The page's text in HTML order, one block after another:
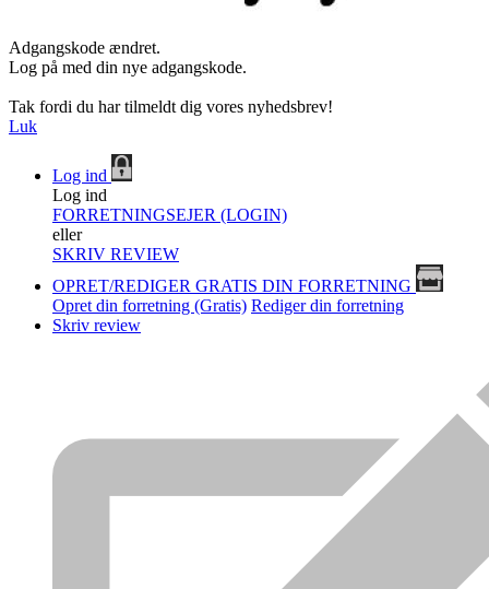
Adgangskode ændret.
Log på med din nye adgangskode.
Tak fordi du har tilmeldt dig vores nyhedsbrev!
Luk
Log ind
Log ind
FORRETNINGSEJER (LOGIN)
eller
SKRIV REVIEW
OPRET/REDIGER GRATIS DIN FORRETNING
Opret din forretning (Gratis) Rediger din forretning
Skriv review